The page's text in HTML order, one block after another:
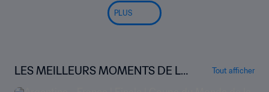
PLUS
LES MEILLEURS MOMENTS DE LA
COUPE DU MONDE
Tout afficher